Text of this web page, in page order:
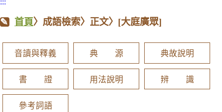
:::
首頁〉成語檢索〉正文〉 [大庭廣眾]
音讀與釋義 典 源 典故說明
書 證 用法說明 辨 識
參考詞語